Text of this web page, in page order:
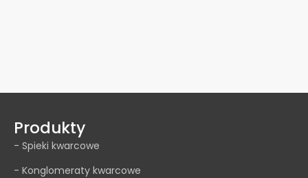
Produkty
- Spieki kwarcowe
- Konglomeraty kwarcowe